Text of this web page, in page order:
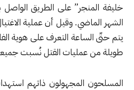
على الطريق الواصل بين خربة
وقيل أن عملية الاغتيال قد
التعرف على هوية الفاعلين.
عمليات القتل نُسبت جميعها إلى
المجهولون ذاتهم استهدافوا